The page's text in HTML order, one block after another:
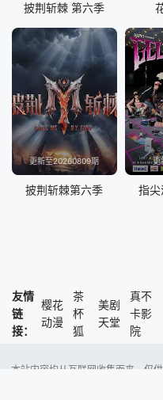
披荆斩棘 第六季
更新至20260809期
披荆斩棘第六季
更
指
友情
链
接：
樱花
动漫
茶
杯
狐
美剧
天堂
真不
卡影
院
本站内容均从互联网收集而来，仅